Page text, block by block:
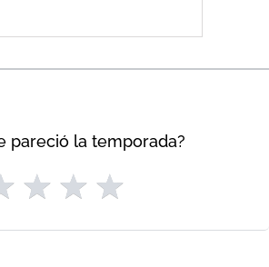
pareció la temporada?